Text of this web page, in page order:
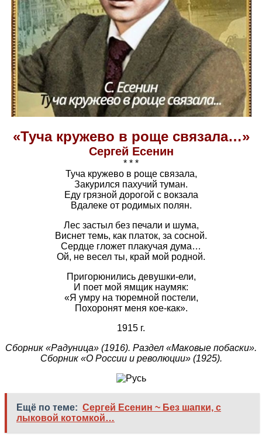
«Туча кружево в роще связала…»
Сергей Есенин
* * *
Туча кружево в роще связала,
Закурился пахучий туман.
Еду грязной дорогой с вокзала
Вдалеке от родимых полян.
Лес застыл без печали и шума,
Виснет темь, как платок, за сосной.
Сердце гложет плакучая дума…
Ой, не весел ты, край мой родной.
Пригорюнились девушки-ели,
И поет мой ямщик наумяк:
«Я умру на тюремной постели,
Похоронят меня кое-как».
1915 г.
Сборник «Радуница» (1916). Раздел «Маковые побаски».
Сборник «О России и революции» (1925).
Ещё по теме: Сергей Есенин ~ Без шапки, с
лыковой котомкой…